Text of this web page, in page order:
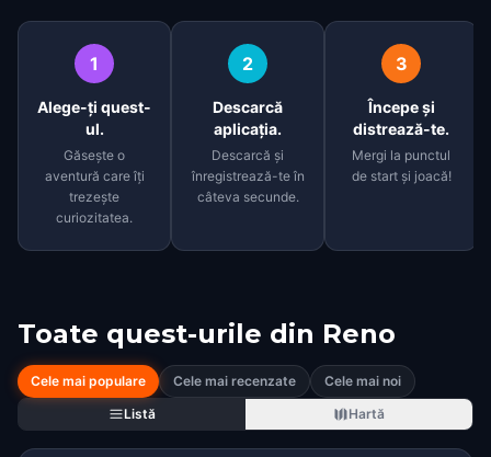
1
Alege-ți quest-
ul.
Găsește o
aventură care îți
trezește
curiozitatea.
2
Descarcă
aplicația.
Descarcă și
înregistrează-te în
câteva secunde.
3
Începe și
distrează-te.
Mergi la punctul
de start și joacă!
Toate quest-urile din Reno
Cele mai populare Cele mai recenzate
Cele mai noi
Listă
Hartă